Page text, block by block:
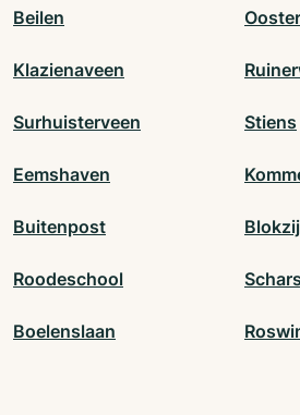
Beilen
Klazienaveen
Surhuisterveen Stiens
Eemshaven
Buitenpost
Roodeschool
Boelenslaan